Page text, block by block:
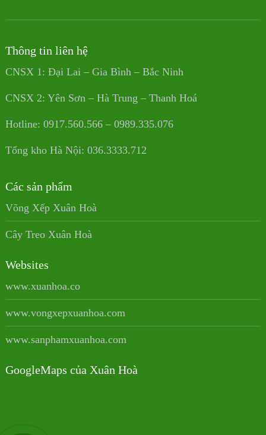
Thông tin liên hệ
CNSX 1: Đại Lai – Gia Bình – Bắc Ninh
CNSX 2: Yên Sơn – Hà Trung – Thanh Hoá
Hotline: 0917.560.566 – 0989.335.076
Tổng kho Hà Nội: 036.3333.712
Các sản phẩm
Võng Xếp Xuân Hoà
Cây Treo Xuân Hoà
Websites
www.xuanhoa.co
www.vongxepxuanhoa.com
www.sanphamxuanhoa.com
GoogleMaps của Xuân Hoà